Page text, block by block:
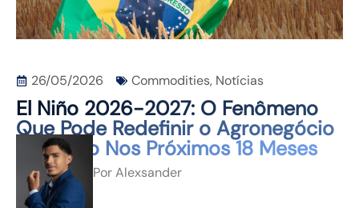
26/05/2026 Commodities, Notícias
El Niño 2026-2027: O Fenômeno
Que Pode Redefinir o Agronegócio
Brasileiro Nos Próximos 18 Meses
PorAlexsander